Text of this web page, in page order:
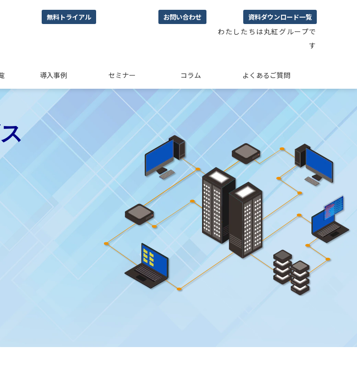
無料トライアル お問い合わせ 資料ダウンロード一覧
わたしたちは丸紅グループで
す
導入事例 セミナー コラム よくあるご質問